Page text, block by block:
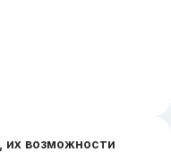
их возможности